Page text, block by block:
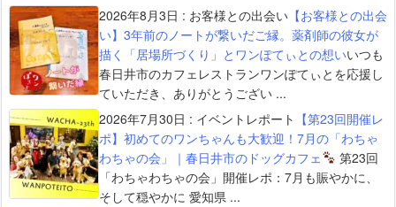
2026年8月3日 : お客様との出会い 【お客様との出会
い】3年前のノートが繋いだご縁。薬剤師の彼女が
描く「居場所づくり」とワンぽてぃとの想いいつも
春日井市のカフェレストランワンぽてぃとを応援し
ていただき、ありがとうござい ...
2026年7月30日 : イベントレポート 【第23回開催レ
ポ】初めてのワンちゃんも大歓迎！7月の「わちゃ
わちゃの会」｜春日井市のドッグカフェ
第23回
「わちゃわちゃの会」開催レポ：7月も賑やかに、
そして穏やかに 愛知県 ...